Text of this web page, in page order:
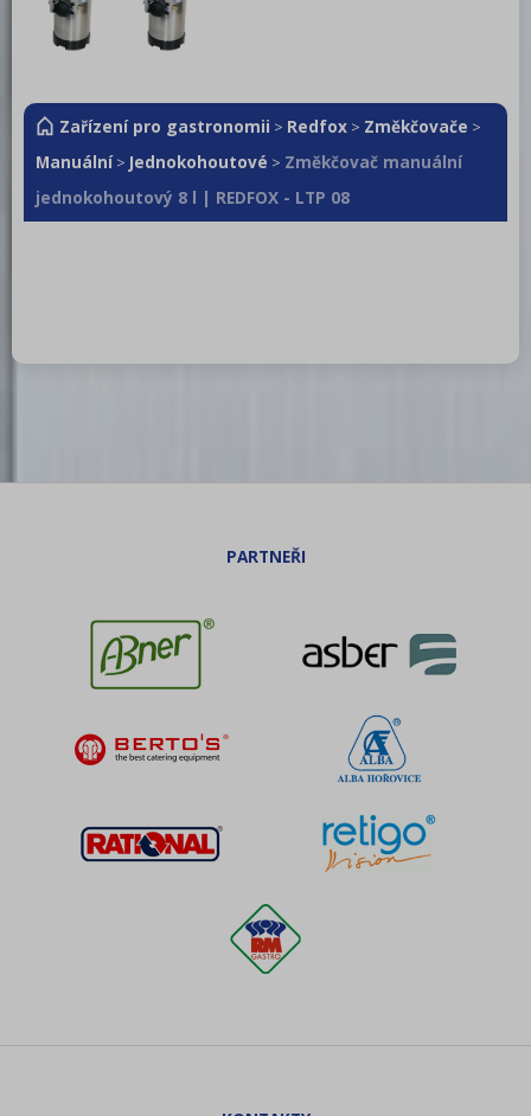
Zařízení pro gastronomii > Redfox > Změkčovače >
Manuální> Jednokohoutové > Změkčovač manuální
jednokohoutový 8 l | REDFOX - LTP 08